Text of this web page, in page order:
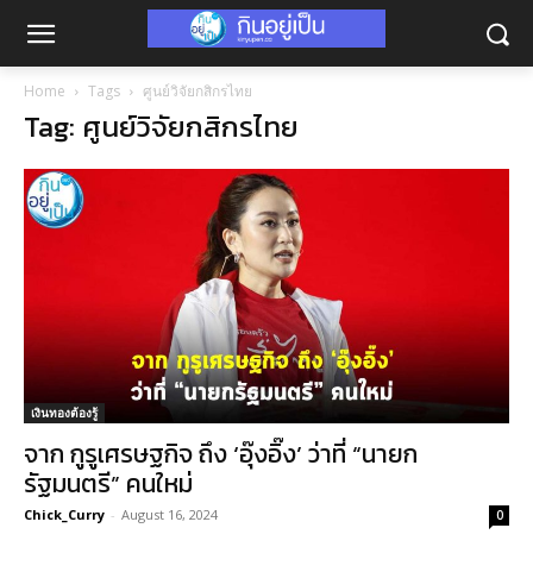
Home Tags ศูนย์วิจัยกสิกรไทย
Tag: ศูนย์วิจัยกสิกรไทย
เงินทองต้องรู้
จาก กูรูเศรษฐกิจ ถึง ‘อุ๊งอิ๊ง’ ว่าที่ “นายก
รัฐมนตรี” คนใหม่
Chick_Curry - August 16, 2024 0